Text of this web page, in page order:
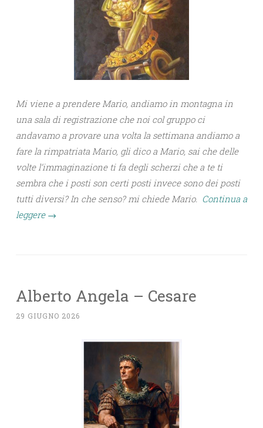
Mi viene a prendere Mario, andiamo in montagna in
una sala di registrazione che noi col gruppo ci
andavamo a provare una volta la settimana andiamo a
fare la rimpatriata Mario, gli dico a Mario, sai che delle
volte l’immaginazione ti fa degli scherzi che a te ti
sembra che i posti son certi posti invece sono dei posti
tutti diversi? In che senso? mi chiede Mario. Continua a
leggere →
Alberto Angela – Cesare
29 GIUGNO 2026